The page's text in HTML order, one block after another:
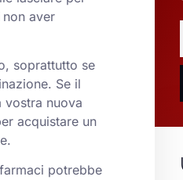
aver
soprattutto se
Se il
vostra nuova
acquistare un
potrebbe